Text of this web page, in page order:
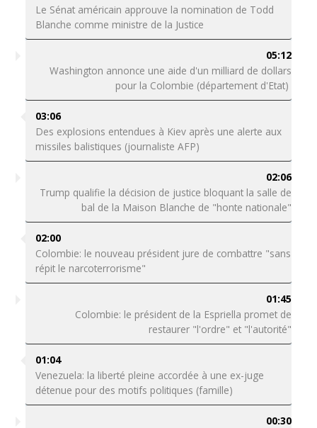
Le Sénat américain approuve la nomination de Todd
Blanche comme ministre de la Justice
05:12
Washington annonce une aide d'un milliard de dollars
pour la Colombie (département d'Etat)
03:06
Des explosions entendues à Kiev après une alerte aux
missiles balistiques (journaliste AFP)
02:06
Trump qualifie la décision de justice bloquant la salle de
bal de la Maison Blanche de "honte nationale"
02:00
Colombie: le nouveau président jure de combattre "sans
répit le narcoterrorisme"
01:45
Colombie: le président de la Espriella promet de
restaurer "l'ordre" et "l'autorité"
01:04
Venezuela: la liberté pleine accordée à une ex-juge
détenue pour des motifs politiques (famille)
00:30